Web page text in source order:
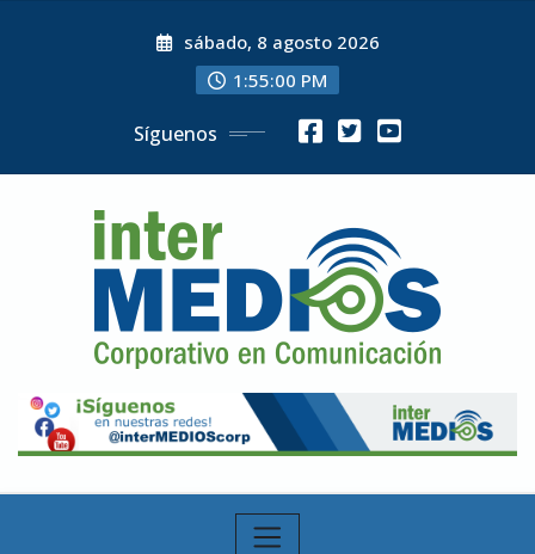
sábado, 8 agosto 2026
1:55:02 PM
Síguenos